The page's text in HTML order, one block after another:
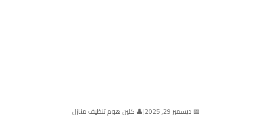
📅 ديسمبر 29, 2025 |👤 كلين هوم تنظيف منازل